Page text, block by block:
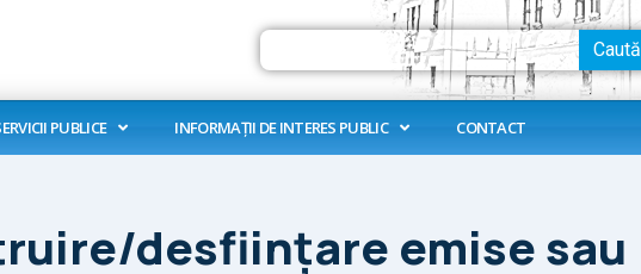
Search
Caută
PUBLICE INFORMAȚII DE INTERES PUBLIC CONTACT
desfiinţare emise sau